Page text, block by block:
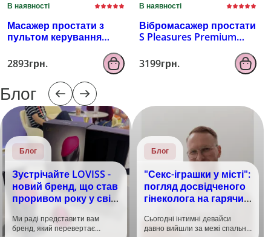
В наявності
Масажер простати з
пультом керування
B4
2893грн.
В наявності
Вібромасажер простати
S Pleasures Premium
рельєфом, 10 режимів
вібрації
3199грн.
Блог
Блог
Зустрічайте LOVISS -
новий бренд, що став
проривом року у світі
Ми раді представити вам
бренд, який перевертає
Блог
"Секс-іграшки у місті":
погляд досвідченого
гінеколога на гарячий
Сьогодні інтимні девайси
давно вийшли за межі спальні.